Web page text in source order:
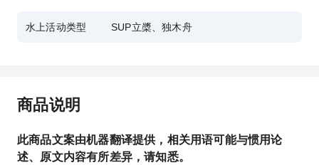
水上活动类型 SUP立槳、独木舟
商品说明
此商品文案由机器翻译提供，相关用语可能与惯用论
述、原文内容有所差异，请知悉。